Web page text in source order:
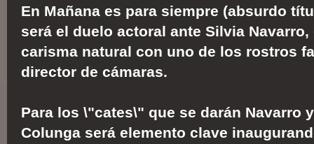
En Mañana es para siempre (absurdo
será el duelo actoral ante Silvia
carisma natural con uno de los rostros
director de cámaras.
Para los \"cates\" que se darán Navarro
Colunga será elemento clave